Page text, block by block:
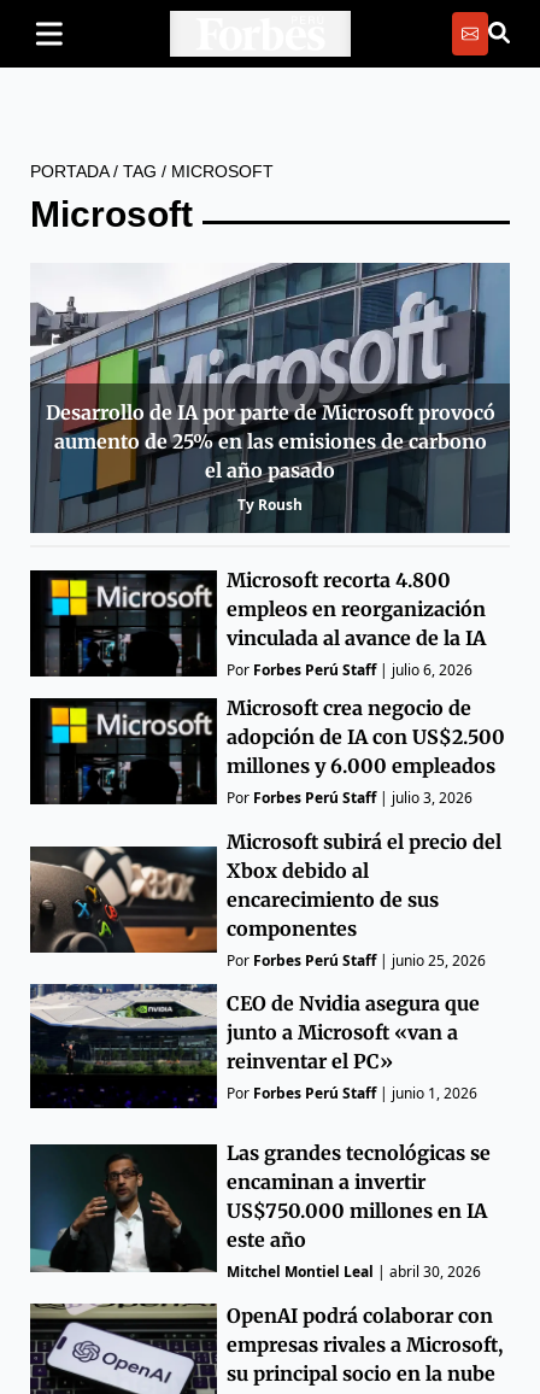
PORTADA/ TAG / MICROSOFT
Microsoft
Desarrollo de IA por parte de Microsoft provocó
aumento de 25% en las emisiones de carbono
el año pasado
Ty Roush
Microsoft recorta 4.800
empleos en reorganización
vinculada al avance de la IA
Por Forbes Perú Staff| julio 6, 2026
Microsoft crea negocio de
adopción de IA con US$2.500
millones y 6.000 empleados
Por Forbes Perú Staff| julio 3, 2026
Microsoft subirá el precio del
Xbox debido al
encarecimiento de sus
componentes
Por Forbes Perú Staff| junio 25, 2026
CEO de Nvidia asegura que
junto a Microsoft «van a
reinventar el PC»
Por Forbes Perú Staff| junio 1, 2026
Las grandes tecnológicas se
encaminan a invertir
US$750.000 millones en IA
este año
Mitchel Montiel Leal |abril 30, 2026
OpenAI podrá colaborar con
empresas rivales a Microsoft,
su principal socio en la nube